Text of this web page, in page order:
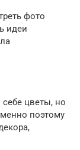
фото
идеи
цветы, но
поэтому